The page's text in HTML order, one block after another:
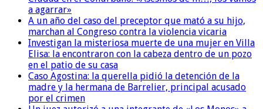
a agarrar»
A un año del caso del preceptor que mató a su hijo,
marchan al Congreso contra la violencia vicaria
Investigan la misteriosa muerte de una mujer en Villa
Elisa: la encontraron con la cabeza dentro de un pozo
en el patio de su casa
Caso Agostina: la querella pidió la detención de la
madre y la hermana de Barrelier, principal acusado
por el crimen